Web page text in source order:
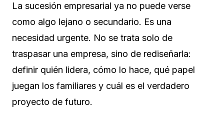
La sucesión empresarial ya no puede verse
como algo lejano o secundario. Es una
necesidad urgente. No se trata solo de
traspasar una empresa, sino de rediseñarla:
definir quién lidera, cómo lo hace, qué papel
juegan los familiares y cuál es el verdadero
proyecto de futuro.